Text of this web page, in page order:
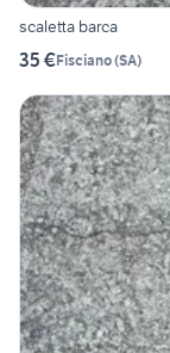
scaletta barca
35 €Fisciano(SA)